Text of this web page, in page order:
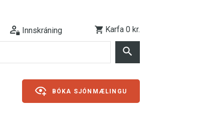
Innskráning Karfa 0 kr.
BÓKA SJÓNMÆLINGU